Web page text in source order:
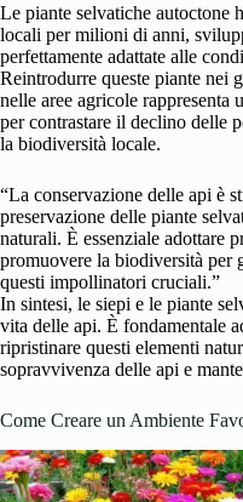
Le piante selvatiche autoctone
locali per milioni di anni,
perfettamente adattate alle
Reintrodurre queste piante nei
nelle aree agricole rappresenta
per contrastare il declino delle
la biodiversità locale.
“La conservazione delle api è
preservazione delle piante
naturali. È essenziale adottare
promuovere la biodiversità per
questi impollinatori cruciali.”
In sintesi, le siepi e le piante
vita delle api. È fondamentale
ripristinare questi elementi
sopravvivenza delle api e
Come Creare un Ambiente